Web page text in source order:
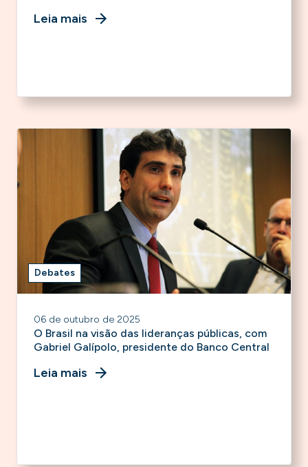
Leia mais
Debates
06 de outubro de 2025
O Brasil na visão das lideranças públicas, com
Gabriel Galípolo, presidente do Banco Central
Leia mais